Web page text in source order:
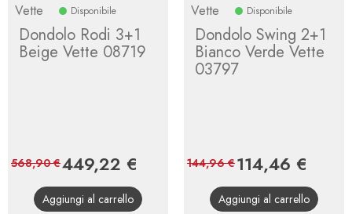
Vette Disponibile
Dondolo Rodi 3+1
Beige Vette 08719
Prezzo
449,22 €
base
568,90 €
Aggiungi al carrello
Vette Disponibile
Dondolo Swing 2+1
Bianco Verde Vette
03797
Prezzo
114,46 €
base
144,96 €
Aggiungi al carrello